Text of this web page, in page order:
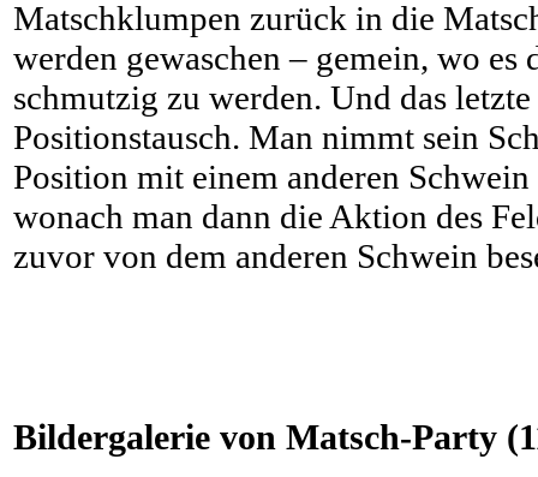
Matschklumpen zurück in die
werden gewaschen – gemein, wo es
schmutzig zu werden. Und das
Positionstausch. Man nimmt sein
Position mit einem anderen
wonach man dann die Aktion des
zuvor von dem anderen Schwein
Bildergalerie von Matsch-Party